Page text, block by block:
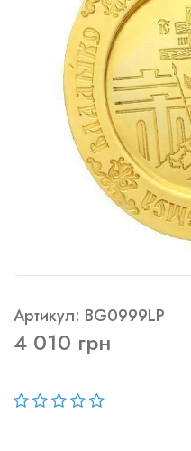
Артикул: BG0999LP
4 010 грн